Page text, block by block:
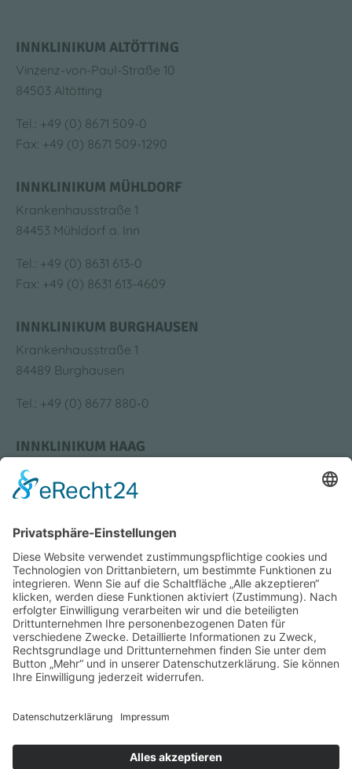
INNKLINIKUM ALTÖTTING
Vinzenz-von-Paul-Straße 10
84503 Altötting
Tel.: +49 (0) 8671 509-0
Fax: +49 (0) 8671 509-1290
INNKLINIKUM MÜHLDORF
Krankenhausstraße 1
84453 Mühldorf a. Inn
Tel.: +49 (0) 8631 613-0
Fax: +49 (0) 8631 613-4609
INNKLINIKUM BURGHAUSEN
Krankenhausstraße 1
84489 Burghausen
Tel.: +49 (0) 8677 880-0
INNKLINIKUM HAAG
Krankenhausstraße 4
83527 Haag i. OB
Bildung & Karriere
Medizin & Standorte
Impressum
Datenschutz